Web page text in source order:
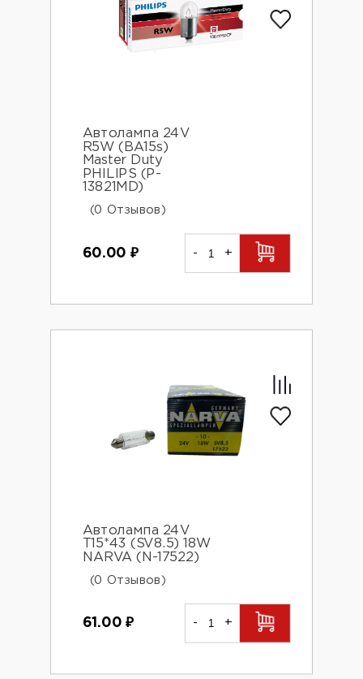
Автолампа 24V
R5W (BA15s)
Master Duty
PHILIPS (P-
13821MD)
(0 Отзывов)
60.00 ₽ - +
Автолампа 24V
T15*43 (SV8.5) 18W
NARVA (N-17522)
(0 Отзывов)
61.00₽ - +